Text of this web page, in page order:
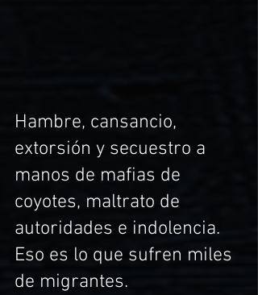
Hambre, cansancio,
extorsión y secuestro a
manos de mafias de
coyotes, maltrato de
autoridades e indolencia.
Eso es lo que sufren miles
de migrantes.